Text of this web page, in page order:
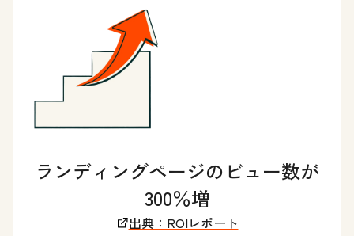
ランディングページのビュー数が
300％増
出典：ROIレポート